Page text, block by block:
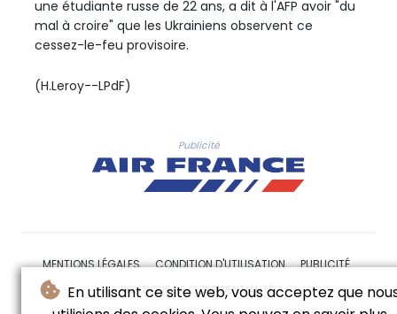
En utilisant ce site web, vous acceptez que
une étudiante russe de 22 ans, a dit à l'AFP avoir "du
mal à croire" que les Ukrainiens observent ce
cessez-le-feu provisoire.
(H.Leroy--LPdF)
Publicité
MENTIONS LÉGALES CONDITION D'UTILISATION
PUBLICITÉ
POLITIQUE DE CONFIDENTIALITÉ